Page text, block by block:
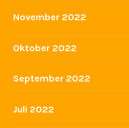
November 2022
Oktober 2022
September 2022
Juli 2022